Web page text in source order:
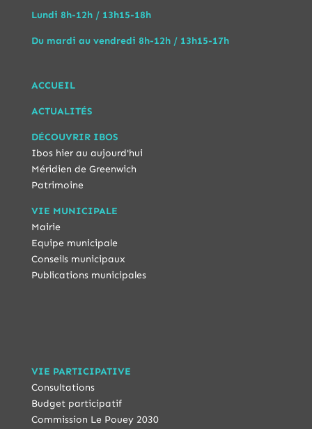
Lundi 8h-12h / 13h15-18h
Du mardi au vendredi 8h-12h / 13h15-17h
ACCUEIL
ACTUALITÉS
DÉCOUVRIR IBOS
Ibos hier au aujourd'hui
Méridien de Greenwich
Patrimoine
VIE MUNICIPALE
Mairie
Equipe municipale
Conseils municipaux
Publications municipales
VIE PARTICIPATIVE
Consultations
Budget participatif
Commission Le Pouey 2030